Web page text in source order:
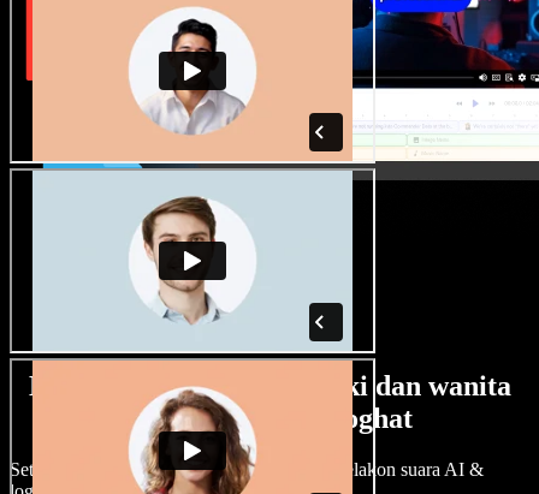
Banyak pilihan suara lelaki dan wanita
dengan pelbagai loghat
Setiap projek boleh jadi unik. Pilih ratusan pelakon suara AI &